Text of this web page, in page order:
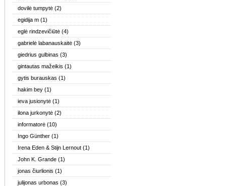
dovilė tumpytė (2)
egidija m (1)
eglė rindzevičiūtė (4)
gabrielė labanauskaitė (3)
giedrius gulbinas (3)
gintautas mažeikis (1)
gytis burauskas (1)
hakim bey (1)
ieva jusionytė (1)
ilona jurkonytė (2)
informatorė (10)
Ingo Günther (1)
Irena Eden & Stijn Lernout (1)
John K. Grande (1)
jonas čiurlionis (1)
julijonas urbonas (3)